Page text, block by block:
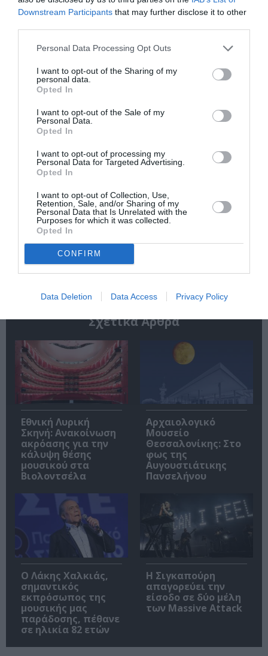
Downstream Participants that may further disclose it to other
Personal Data Processing Opt Outs
I want to opt-out of the Sharing of my
personal data.
Opted In
I want to opt-out of the Sale of my
Personal Data.
Opted In
I want to opt-out of processing my
Personal Data for Targeted Advertising.
Opted In
I want to opt-out of Collection, Use,
Retention, Sale, and/or Sharing of my
Personal Data that Is Unrelated with the
Purposes for which it was collected.
Opted In
CONFIRM
Data Deletion Data Access Privacy Policy
Tags
ΑΡΧΑΙΟΛΟΓΙΚΕΣ ΕΚΘΕΣΕΙΣ
ΑΡΧΑΙΟΛΟΓΙΚΟ ΜΟΥΣΕΙΟ ΘΕΣΣΑΛΟΝΙΚΗΣ
ΔΩΡΕΑΝ ΕΚΔΗΛΩΣΕΙΣ
ΚΛΑΣΙΚΗ - ΟΠΕΡΑ
ΜΟΥΣΕΙΟ ΚΥΚΛΑΔΙΚΗΣ ΤΕΧΝΗΣ
ΠΑΡΟΥΣΙΑΣΕΙΣ ΒΙΒΛΙΩΝ
ΣΥΝΑΥΛΙΕΣ 2022
Κάθε βδομάδα στο e-mail σας τα τελευταία νέα για
την Τέχνη και τον Πολιτισμό!
Ακολουθήστε το Culturenow.gr
Σχετικά Άρθρα
Εθνική Λυρική
Σκηνή: Ανακοίνωση
ακρόασης για την
κάλυψη θέσης
μουσικού στα
Βιολοντσέλα
Αρχαιολογικό
Μουσείο
Θεσσαλονίκης: Στο
φως της
Αυγουστιάτικης
Πανσελήνου
Ο Λάκης Χαλκιάς,
σημαντικός
εκπρόσωπος της
μουσικής μας
παράδοσης, πέθανε
σε ηλικία 82 ετών
Η Σιγκαπούρη
απαγορεύει την
είσοδο σε δύο μέλη
των Massive Attack